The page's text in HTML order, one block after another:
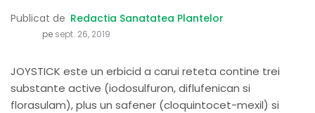
Publicat de Redactia Sanatatea Plantelor
pe sept. 26, 2019
JOYSTICK este un erbicid a carui reteta contine trei
substante active (iodosulfuron, diflufenican si
florasulam), plus un safener (cloquintocet-mexil) si